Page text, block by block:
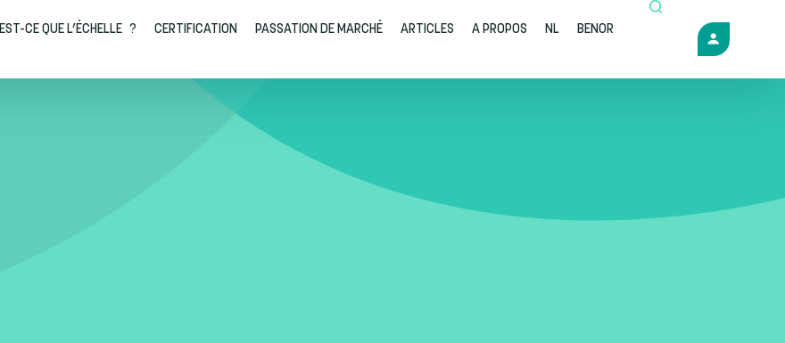
CE QUE L’ÉCHELLE ? CERTIFICATION PASSATION DE MARCHÉ ARTICLES A PROPOS NL BENOR